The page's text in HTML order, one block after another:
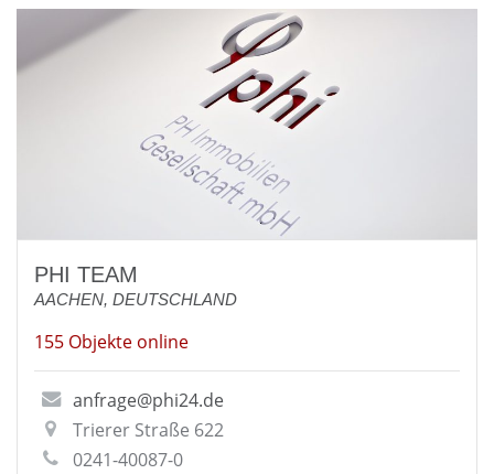
PHI TEAM
AACHEN, DEUTSCHLAND
155 Objekte online
anfrage@phi24.de
Trierer Straße 622
0241-40087-0